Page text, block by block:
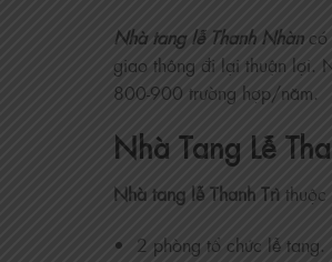
Nhà tang lễ Thanh Nhàncó
giao thông đi lại thuận lợi.
800-900 trường hợp/năm.
Nhà Tang Lễ
Nhà tang lễ Thanh Trì
2 phòng tổ chức lễ tang.